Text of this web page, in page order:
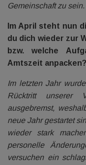
Gemeinschaft zu sein.
Im April steht nun
du dich wieder zur
bzw. welche
Amtszeit anpacken?
Im letzten Jahr
Rücktritt unserer
ausgebremst,
neue Jahr gestartet
wieder stark
personelle
versuchen ein